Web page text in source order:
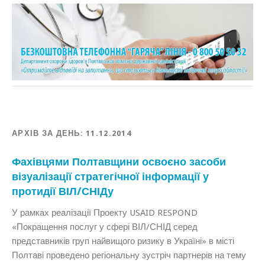
АРХІВ ЗА ДЕНЬ:11.12.2014
Фахівцями Полтавщини освоєно засоби
візуалізації стратегічної інформації у
протидії ВІЛ/СНІДу
У рамках реалізації Проекту USAID RESPOND
«Покращення послуг у сфері ВІЛ/СНІД серед
представників груп найвищого ризику в Україні» в місті
Полтаві проведено регіональну зустріч партнерів на тему